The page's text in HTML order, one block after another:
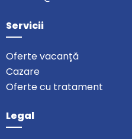
Servicii
Oferte vacanță
Cazare
Oferte cu tratament
Legal